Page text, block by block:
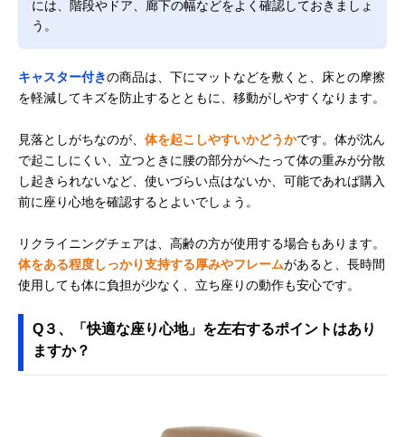
には、階段やドア、廊下の幅などをよく確認しておきましょ
う。
キャスター付きの商品は、下にマットなどを敷くと、床との摩擦
を軽減してキズを防止するとともに、移動がしやすくなります。
見落としがちなのが、 体を起こしやすいかどうかです。体が沈ん
で起こしにくい、立つときに腰の部分がへたって体の重みが分散
し起きられないなど、使いづらい点はないか、可能であれば購入
前に座り心地を確認するとよいでしょう。
リクライニングチェアは、高齢の方が使用する場合もあります。
体をある程度しっかり支持する厚みやフレームがあると、長時間
使用しても体に負担が少なく、立ち座りの動作も安心です。
Q３、「快適な座り心地」を左右するポイントはあり
ますか？